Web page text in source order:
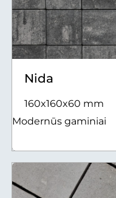
Nida
160x160x60 mm
Modernūs gaminiai